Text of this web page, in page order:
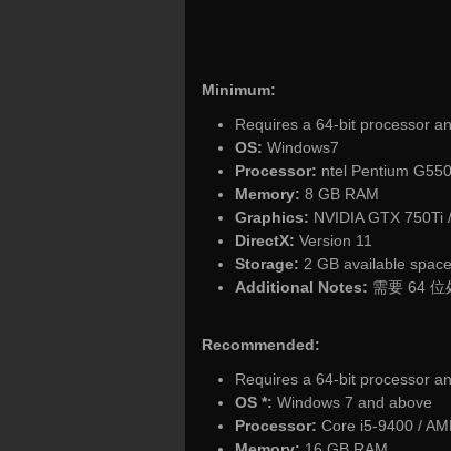
Minimum:
Requires a 64-bit processor
OS: Windows7
Processor: ntel Pentium
Memory: 8 GB RAM
Graphics: NVIDIA GTX 750Ti
DirectX: Version 11
Storage: 2 GB available space
Additional Notes: 需要 64 位
Recommended:
Requires a 64-bit processor
OS *: Windows 7 and above
Processor: Core i5-9400 /